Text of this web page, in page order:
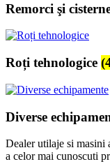
Remorci şi
Roți tehnologice
Diverse
Dealer utilaje si
a celor mai cunoscuti